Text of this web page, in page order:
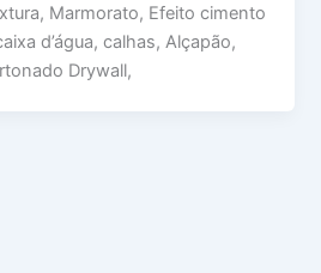
Marmorato, Efeito cimento
d’água, calhas, Alçapão,
Drywall,